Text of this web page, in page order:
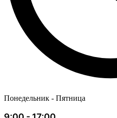
Понедельник - Пятница